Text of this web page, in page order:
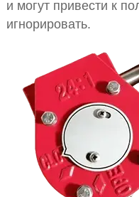
и могут привести к
игнорировать.